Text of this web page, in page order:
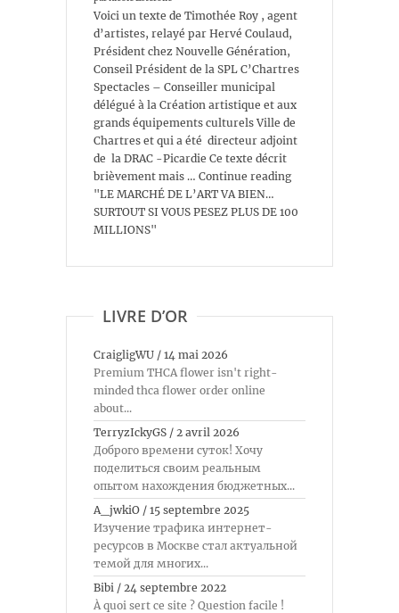
Voici un texte de Timothée Roy , agent
d’artistes, relayé par Hervé Coulaud,
Président chez Nouvelle Génération,
Conseil Président de la SPL C’Chartres
Spectacles – Conseiller municipal
délégué à la Création artistique et aux
grands équipements culturels Ville de
Chartres et qui a été directeur adjoint
de la DRAC -Picardie Ce texte décrit
brièvement mais … Continue reading
"LE MARCHÉ DE L’ART VA BIEN…
SURTOUT SI VOUS PESEZ PLUS DE 100
MILLIONS"
LIVRE D’OR
CraigligWU / 14 mai 2026
Premium THCA flower isn't right-
minded thca flower order online
about...
TerryzIckyGS / 2 avril 2026
Доброго времени суток! Хочу
поделиться своим реальным
опытом нахождения бюджетных...
A_jwkiO / 15 septembre 2025
Изучение трафика интернет-
ресурсов в Москве стал актуальной
темой для многих...
Bibi / 24 septembre 2022
À quoi sert ce site ? Question facile !